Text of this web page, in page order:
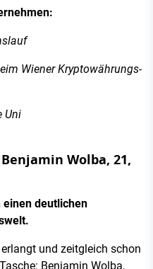
Wiener Kryptowährungs-
Uni
Wolba, 21,
einen deutlichen
und zeitgleich schon
Benjamin Wolba,